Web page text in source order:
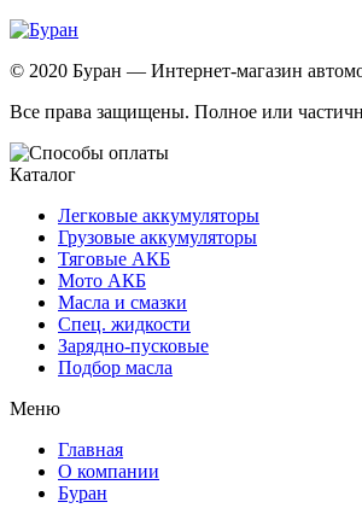
© 2020 Буран — Интернет-магазин
Все права защищены. Полное или
Каталог
Легковые аккумуляторы
Грузовые аккумуляторы
Тяговые АКБ
Мото АКБ
Масла и смазки
Спец. жидкости
Зарядно-пусковые
Подбор масла
Меню
Главная
О компании
Буран